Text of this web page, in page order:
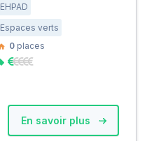
EHPAD
Espaces verts
0 places
En savoir plus